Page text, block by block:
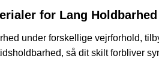
for Lang Holdbarhed
under forskellige vejrforhold,
så dit skilt forbliver